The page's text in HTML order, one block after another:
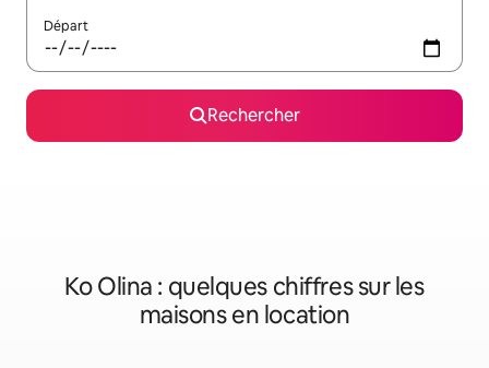
Départ
Rechercher
Ko Olina : quelques chiffres sur les
maisons en location